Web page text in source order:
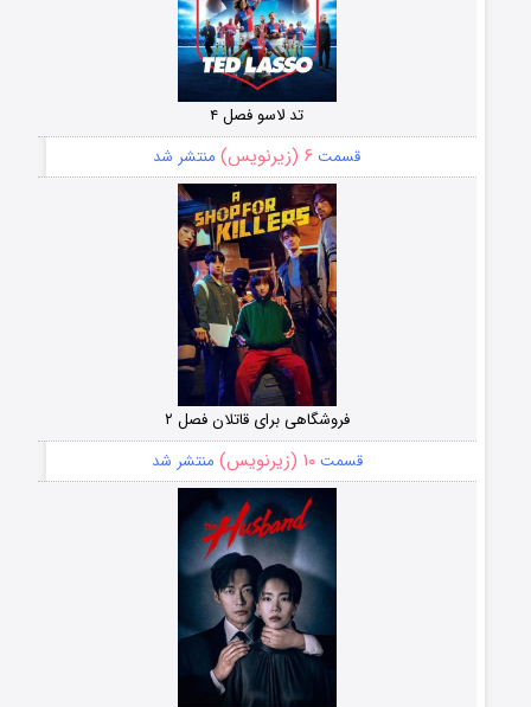
تد لاسو فصل ۴
قسمت ۶ (زیرنویس) منتشر شد
فروشگاهی برای قاتلان فصل ۲
قسمت۱۰ (زیرنویس) منتشر شد